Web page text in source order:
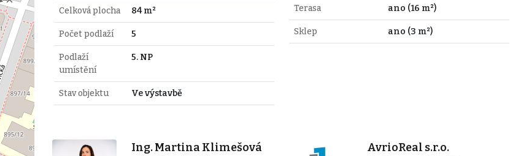
Celková plocha 84 m²
Počet podlaží 5
Podlaží
umístění
5. NP
Stav objektu Ve výstavbě
Terasa ano (16 m²)
Sklep ano (3 m²)
Ing. Martina Klimešová AvrioReal s.r.o.